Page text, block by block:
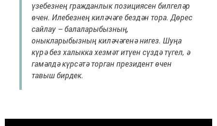
үзебезнең гражданлык позициясен билгеләр
өчен. Илебезнең киләчәге бездән тора. Дөрес
сайлау – балаларыбызның,
оныкларыбызның киләчәгенә нигез. Шуңа
күрә без халыкка хезмәт итүен сүздә түгел, ә
гамәлдә күрсәтә торган президент өчен
тавыш бирдек.